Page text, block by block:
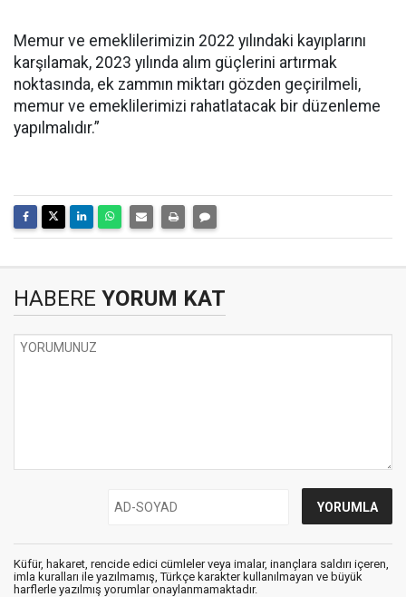
Memur ve emeklilerimizin 2022 yılındaki kayıplarını
karşılamak, 2023 yılında alım güçlerini artırmak
noktasında, ek zammın miktarı gözden geçirilmeli,
memur ve emeklilerimizi rahatlatacak bir düzenleme
yapılmalıdır.”
HABERE YORUM KAT
Küfür, hakaret, rencide edici cümleler veya imalar, inançlara saldırı içeren,
imla kuralları ile yazılmamış, Türkçe karakter kullanılmayan ve büyük
harflerle yazılmış yorumlar onaylanmamaktadır.